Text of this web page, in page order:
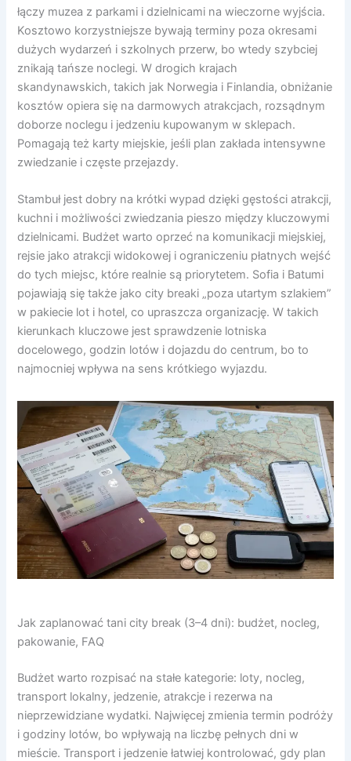
łączy muzea z parkami i dzielnicami na wieczorne wyjścia.
Kosztowo korzystniejsze bywają terminy poza okresami
dużych wydarzeń i szkolnych przerw, bo wtedy szybciej
znikają tańsze noclegi. W drogich krajach
skandynawskich, takich jak Norwegia i Finlandia, obniżanie
kosztów opiera się na darmowych atrakcjach, rozsądnym
doborze noclegu i jedzeniu kupowanym w sklepach.
Pomagają też karty miejskie, jeśli plan zakłada intensywne
zwiedzanie i częste przejazdy.
Stambuł jest dobry na krótki wypad dzięki gęstości atrakcji,
kuchni i możliwości zwiedzania pieszo między kluczowymi
dzielnicami. Budżet warto oprzeć na komunikacji miejskiej,
rejsie jako atrakcji widokowej i ograniczeniu płatnych wejść
do tych miejsc, które realnie są priorytetem. Sofia i Batumi
pojawiają się także jako city breaki „poza utartym szlakiem”
w pakiecie lot i hotel, co upraszcza organizację. W takich
kierunkach kluczowe jest sprawdzenie lotniska
docelowego, godzin lotów i dojazdu do centrum, bo to
najmocniej wpływa na sens krótkiego wyjazdu.
Jak zaplanować tani city break (3–4 dni): budżet, nocleg,
pakowanie, FAQ
Budżet warto rozpisać na stałe kategorie: loty, nocleg,
transport lokalny, jedzenie, atrakcje i rezerwa na
nieprzewidziane wydatki. Najwięcej zmienia termin podróży
i godziny lotów, bo wpływają na liczbę pełnych dni w
mieście. Transport i jedzenie łatwiej kontrolować, gdy plan